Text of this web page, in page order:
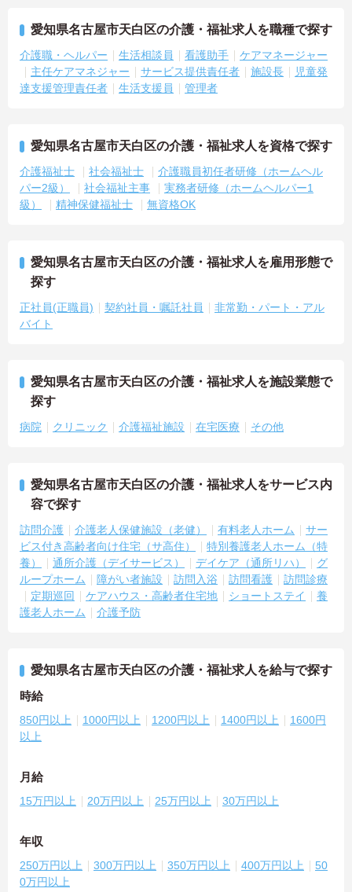
愛知県名古屋市天白区の介護・福祉求人を職種で探す
介護職・ヘルパー 生活相談員 看護助手
ケアマネージャー
主任ケアマネジャー
サービス提供責任者 施設長
児童発
達支援管理責任者
生活支援員 管理者
愛知県名古屋市天白区の介護・福祉求人を資格で探す
介護福祉士 社会福祉士
介護職員初任者研修（ホームヘル
パー2級）
社会福祉主事
実務者研修（ホームヘルパー1
級）
精神保健福祉士 無資格OK
愛知県名古屋市天白区の介護・福祉求人を雇用形態で
探す
正社員(正職員) 契約社員・嘱託社員
非常勤・パート・アル
バイト
愛知県名古屋市天白区の介護・福祉求人を施設業態で
探す
病院 クリニック 介護福祉施設 在宅医療 その他
愛知県名古屋市天白区の介護・福祉求人をサービス内
容で探す
訪問介護 介護老人保健施設（老健） 有料老人ホーム
サー
ビス付き高齢者向け住宅（サ高住）
特別養護老人ホーム（特
養）
通所介護（デイサービス） デイケア（通所リハ）
グ
ループホーム
障がい者施設 訪問入浴 訪問看護
訪問診療
定期巡回
ケアハウス・高齢者住宅地 ショートステイ
養
護老人ホーム
介護予防
愛知県名古屋市天白区の介護・福祉求人を給与で探す
時給
850円以上 1000円以上 1200円以上 1400円以上
1600円
以上
月給
15万円以上 20万円以上 25万円以上 30万円以上
年収
250万円以上 300万円以上 350万円以上 400万円以上
50
0万円以上